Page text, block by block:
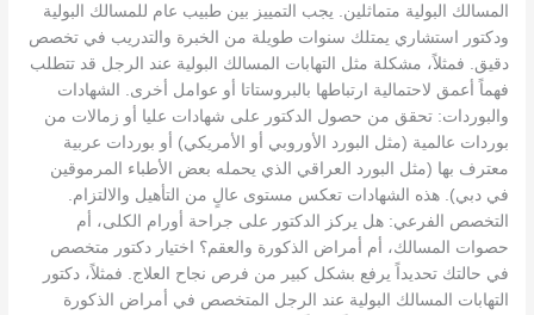
المسالك البولية متماثلين. يجب التمييز بين طبيب عام للمسالك البولية
ودكتور استشاري يمتلك سنوات طويلة من الخبرة والتدريب في تخصص
دقيق. فمثلاً، مشكلة مثل التهابات المسالك البولية عند الرجل قد تتطلب
فهماً أعمق لاحتمالية ارتباطها بالبروستاتا أو عوامل أخرى. الشهادات
والبوردات: تحقق من حصول الدكتور على شهادات عليا أو زمالات من
بوردات عالمية (مثل البورد الأوروبي أو الأمريكي) أو بوردات عربية
معترف بها (مثل البورد العراقي الذي يحمله بعض الأطباء المرموقين
في دبي). هذه الشهادات تعكس مستوى عالٍ من التأهيل والالتزام.
التخصص الفرعي: هل يركز الدكتور على جراحة أورام الكلى، أم
حصوات المسالك، أم أمراض الذكورة والعقم؟ اختيار دكتور متخصص
في حالتك تحديداً يرفع بشكل كبير من فرص نجاح العلاج. فمثلاً، دكتور
التهابات المسالك البولية عند الرجل المتخصص في أمراض الذكورة